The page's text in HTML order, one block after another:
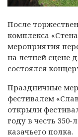
После
комплекса
мероприятия
на летней сцене
состоялся
Праздничные
фестивалем
открыли
году в честь 350-
казачьего полка.